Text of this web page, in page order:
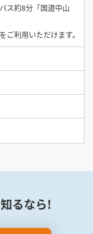
ス約8分「国道中山
ご利用いただけます。
るなら!